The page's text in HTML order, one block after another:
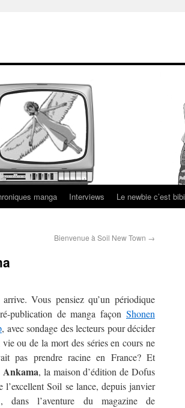
manga Interviews Le newbie c’est bibi
Bienvenue à Soil New Town →
Vous pensiez qu’un périodique
publication de manga façon Shonen
, avec sondage des lecteurs pour décider
ou de la mort des séries en cours ne
pas prendre racine en France? Et
Ankama, la maison d’édition de Dofus
l’excellent Soil se lance, depuis janvier
dans l’aventure du magazine de